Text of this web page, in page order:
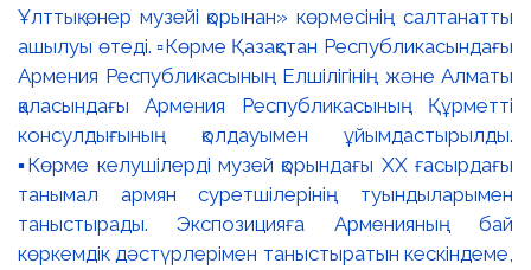
Ұлттық өнер музейі қорынан» көрмесінің салтанатты
ашылуы өтеді. ▫️Көрме Қазақстан Республикасындағы
Армения Республикасының Елшілігінің және Алматы
қаласындағы Армения Республикасының Құрметті
консулдығының қолдауымен ұйымдастырылды.
▪️Көрме келушілерді музей қорындағы ХХ ғасырдағы
танымал армян суретшілерінің туындыларымен
таныстырады. Экспозицияға Арменияның бай
көркемдік дәстүрлерімен таныстыратын кескіндеме,